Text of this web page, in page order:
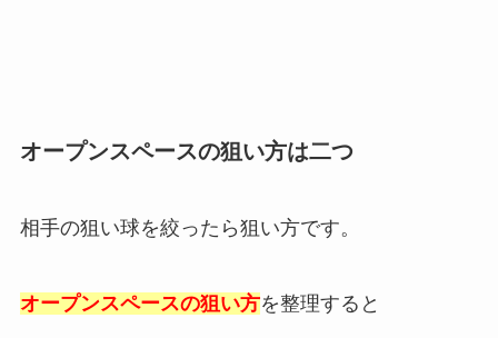
オープンスペースの狙い方は二つ
相手の狙い球を絞ったら狙い方です。
オープンスペースの狙い方を整理すると